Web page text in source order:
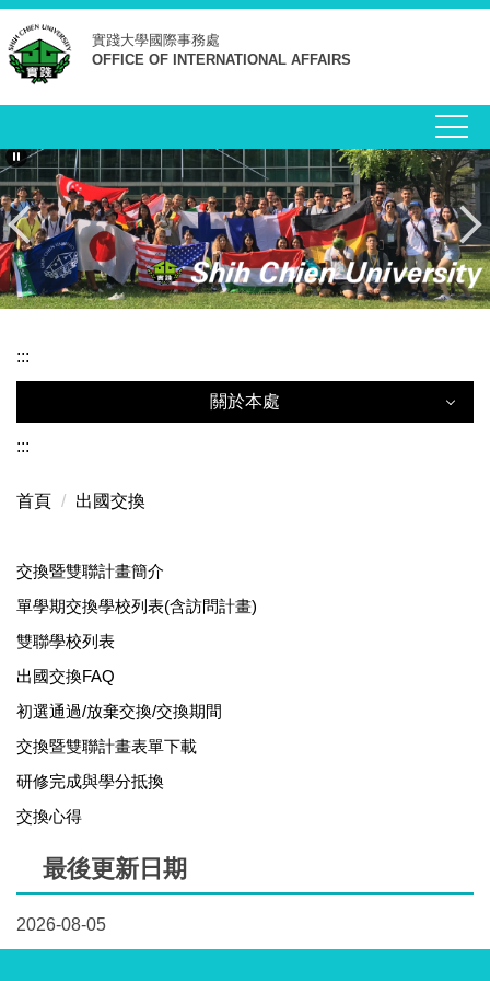
跳
到
主
要
容
區
實踐大學國際事務處
OFFICE OF INTERNATIONAL AFFAIRS
:::
關於本處
本處簡介
本處業務職掌
國際暨兩岸交流委員會
境外生輔導教師 Mentor of Foreign and Overseas
Students
行政單位外籍生窗口 Contact of Administration Office
:::
首頁 出國交換
交換暨雙聯計畫簡介
單學期交換學校列表(含訪問計畫)
雙聯學校列表
出國交換FAQ
初選通過/放棄交換/交換期間
交換暨雙聯計畫表單下載
研修完成與學分抵換
交換心得
最後更新日期
2026-08-05